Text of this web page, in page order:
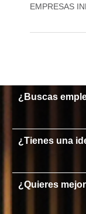
EMPRESAS
¿Buscas
¿Tienes una
¿Quieres